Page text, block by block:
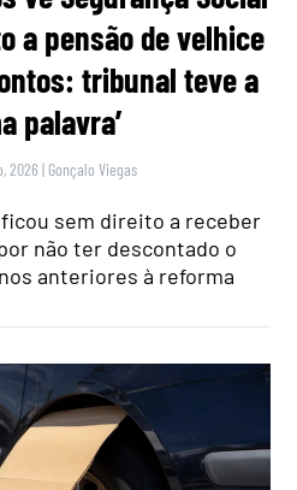
a pensão de velhice
tribunal teve a
palavra’
2026 | Gonçalo Viegas
sem direito a receber
não ter descontado o
anteriores à reforma